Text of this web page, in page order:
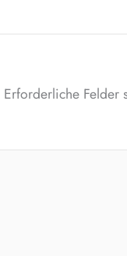
Erforderliche Felder